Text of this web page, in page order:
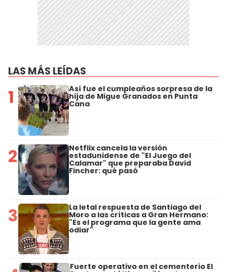
LAS MÁS LEÍDAS
1 Así fue el cumpleaños sorpresa de la
hija de Migue Granados en Punta
Cana
2 Netflix cancela la versión
estadunidense de "El Juego del
Calamar" que preparaba David
Fincher: qué pasó
3 La letal respuesta de Santiago del
Moro a las críticas a Gran Hermano:
"Es el programa que la gente ama
odiar"
Fuerte operativo en el cementerio El